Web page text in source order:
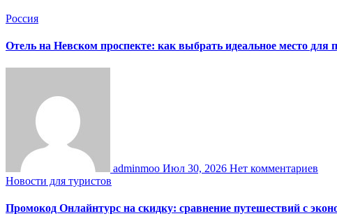
Россия
Отель на Невском проспекте: как выбрать идеальное место для
adminmoo Июл 30, 2026 Нет комментариев
Новости для туристов
Промокод Онлайнтурс на скидку: сравнение путешествий с